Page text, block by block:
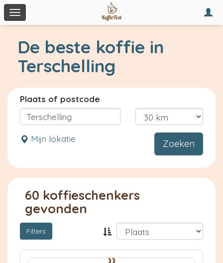
Toggle
navigation
De beste koffie in
Terschelling
Plaats of postcode
Mijn lokatie Zoeken
60 koffieschenkers
gevonden
Filters